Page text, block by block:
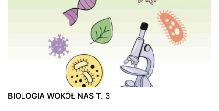
BIOLOGIA WOKÓŁ NAS T. 3